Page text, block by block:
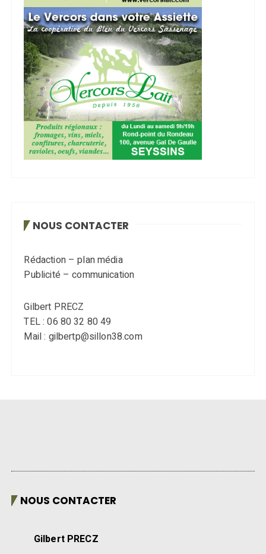
NOUS CONTACTER
Rédaction – plan média
Publicité – communication
Gilbert PRECZ
TEL : 06 80 32 80 49
Mail : gilbertp@sillon38.com
NOUS CONTACTER
Gilbert PRECZ